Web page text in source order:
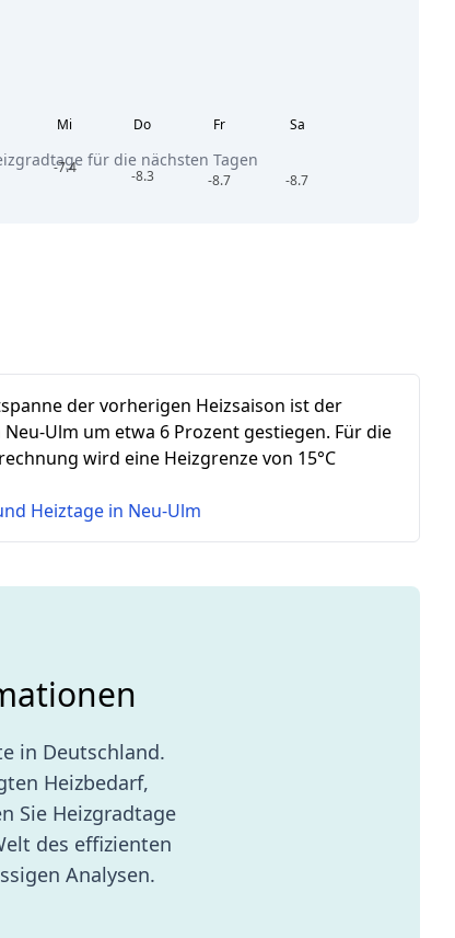
Mi
-7.4
Do
-8.3
Fr
-8.7
Sa
-8.7
für die nächsten Tagen
der vorherigen Heizsaison ist der
Ulm um etwa 6 Prozent gestiegen. Für die
wird eine Heizgrenze von 15°C
Heiztage in Neu-Ulm
in Deutschland.
Heizbedarf,
Sie Heizgradtage
des effizienten
Analysen.